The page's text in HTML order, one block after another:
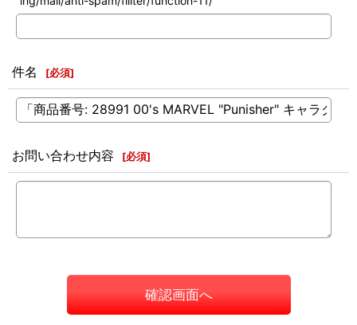
件名 [必須]
お問い合わせ内容 [必須]
確認画面へ